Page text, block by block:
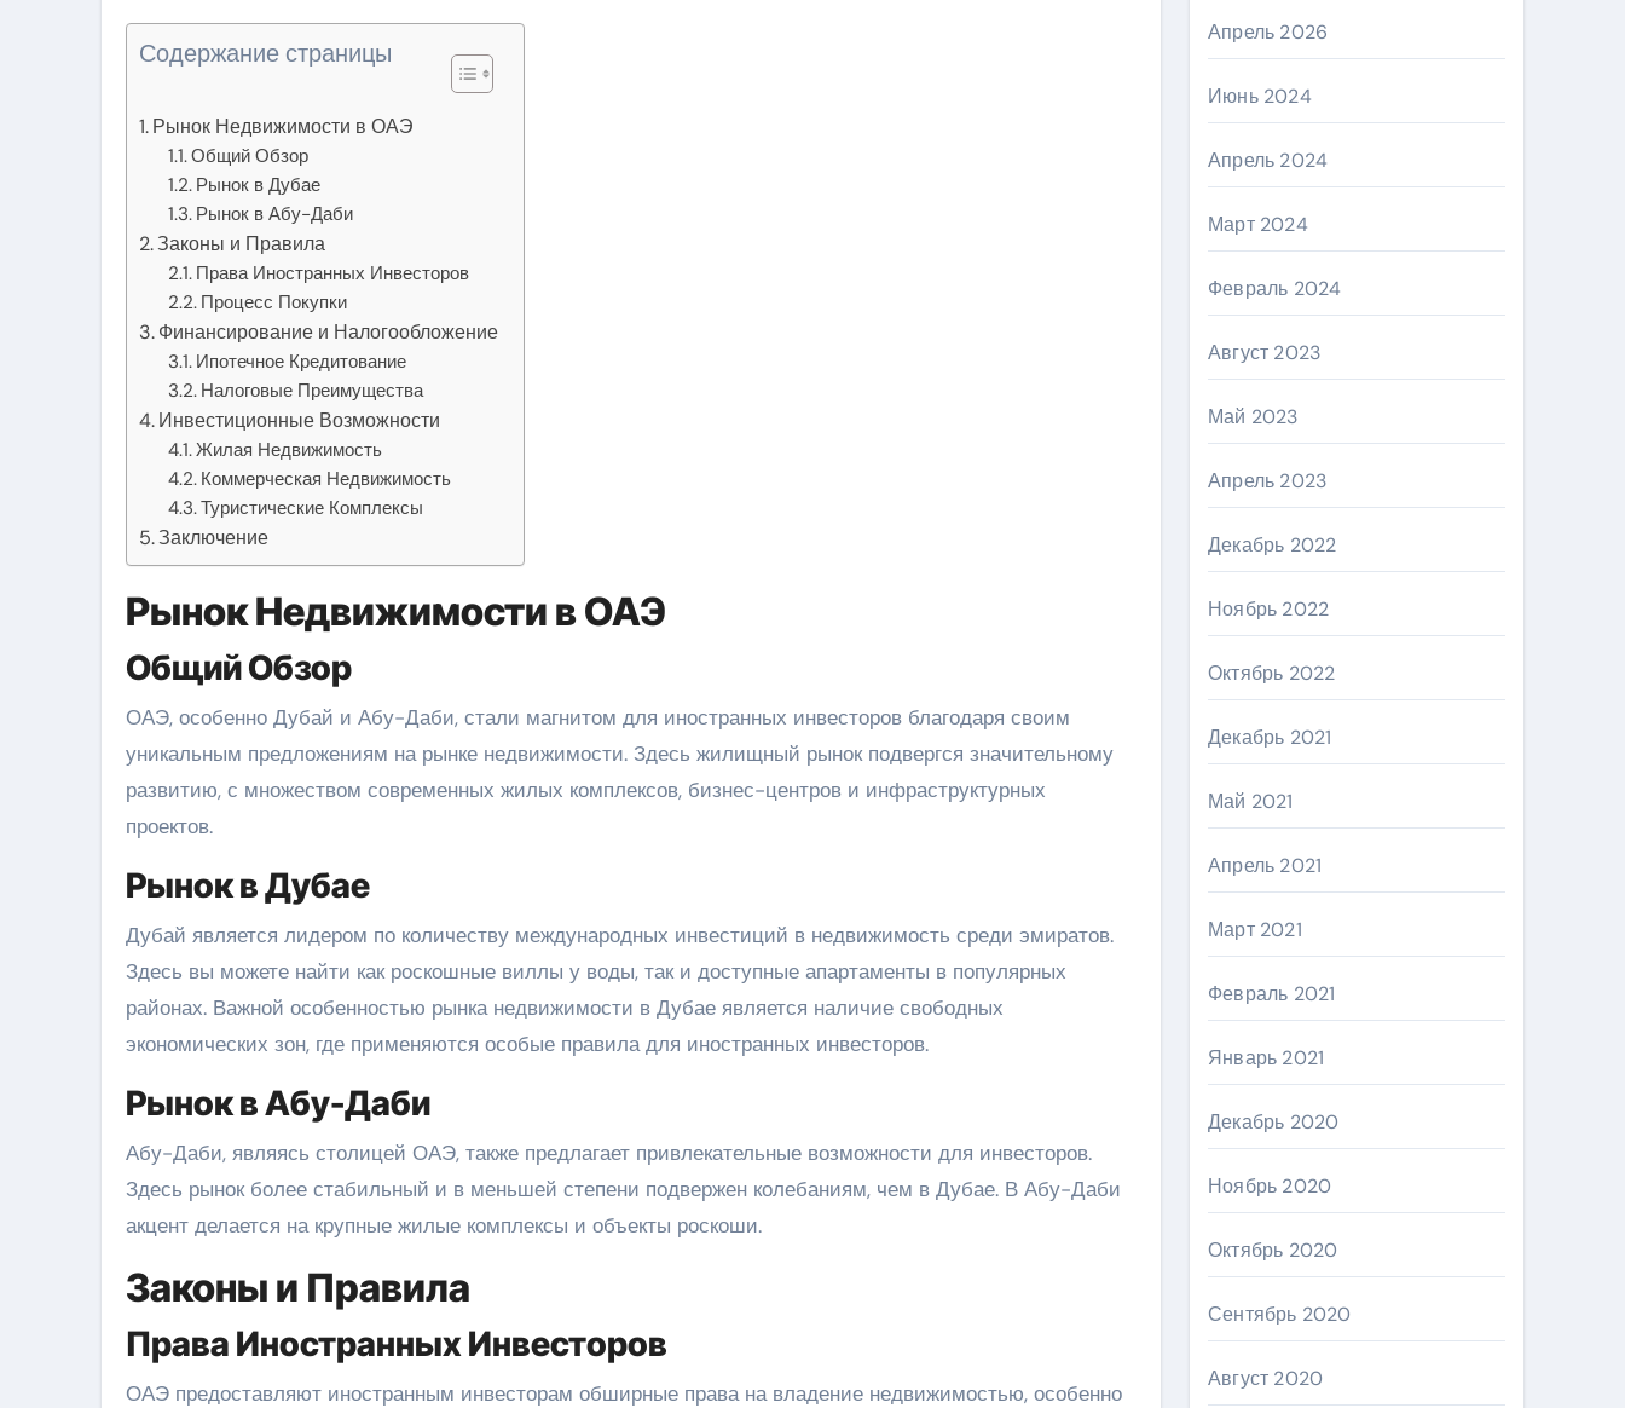
Содержание страницы
Рынок Недвижимости в ОАЭ
Общий Обзор
Рынок в Дубае
Рынок в Абу-Даби
Законы и Правила
Права Иностранных Инвесторов
Процесс Покупки
Финансирование и Налогообложение
Ипотечное Кредитование
Налоговые Преимущества
Инвестиционные Возможности
Жилая Недвижимость
Коммерческая Недвижимость
Туристические Комплексы
Заключение
Рынок Недвижимости в ОАЭ
Общий Обзор
ОАЭ, особенно Дубай и Абу-Даби, стали магнитом для иностранных инвесторов благодаря своим
уникальным предложениям на рынке недвижимости. Здесь жилищный рынок подвергся значительному
развитию, с множеством современных жилых комплексов, бизнес-центров и инфраструктурных
проектов.
Рынок в Дубае
Дубай является лидером по количеству международных инвестиций в недвижимость среди эмиратов.
Здесь вы можете найти как роскошные виллы у воды, так и доступные апартаменты в популярных
районах. Важной особенностью рынка недвижимости в Дубае является наличие свободных
экономических зон, где применяются особые правила для иностранных инвесторов.
Рынок в Абу-Даби
Абу-Даби, являясь столицей ОАЭ, также предлагает привлекательные возможности для инвесторов.
Здесь рынок более стабильный и в меньшей степени подвержен колебаниям, чем в Дубае. В Абу-Даби
акцент делается на крупные жилые комплексы и объекты роскоши.
Законы и Правила
Права Иностранных Инвесторов
ОАЭ предоставляют иностранным инвесторам обширные права на владение недвижимостью, особенно
Апрель 2026
Июнь 2024
Апрель 2024
Март 2024
Февраль 2024
Август 2023
Май 2023
Апрель 2023
Декабрь 2022
Ноябрь 2022
Октябрь 2022
Декабрь 2021
Май 2021
Апрель 2021
Март 2021
Февраль 2021
Январь 2021
Декабрь 2020
Ноябрь 2020
Октябрь 2020
Сентябрь 2020
Август 2020